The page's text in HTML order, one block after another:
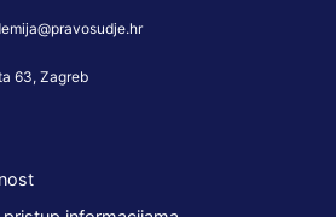
63, Zagreb